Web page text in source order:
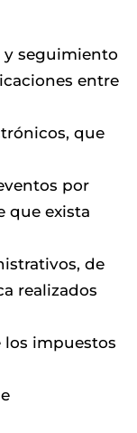
y seguimiento
entre
que
por
que exista
de
realizados
los impuestos